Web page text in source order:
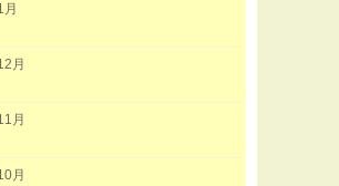
月
月
月